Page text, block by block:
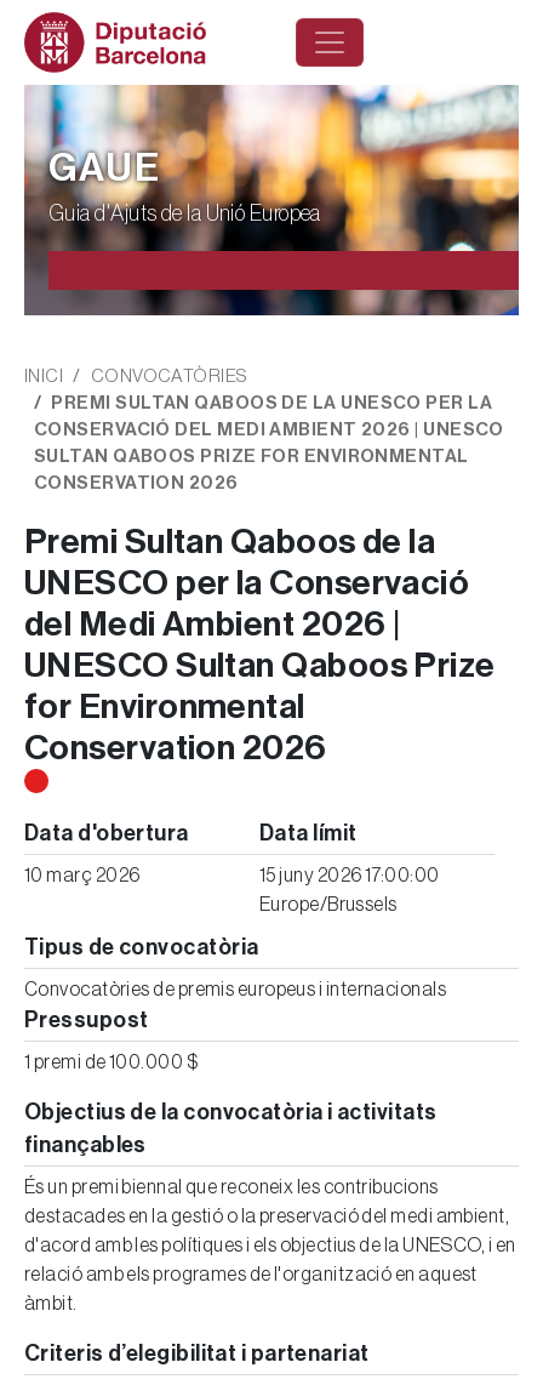
Vés al contingut
GAUE
Guia d'Ajuts de la Unió Europea
Fil d'ariadna
INICI
CONVOCATÒRIES
PREMI SULTAN QABOOS DE LA UNESCO PER LA
CONSERVACIÓ DEL MEDI AMBIENT 2026 | UNESCO
SULTAN QABOOS PRIZE FOR ENVIRONMENTAL
CONSERVATION 2026
Premi Sultan Qaboos de la
UNESCO per la Conservació
del Medi Ambient 2026 |
UNESCO Sultan Qaboos Prize
for Environmental
Conservation 2026
Data d'obertura
10 març 2026
Data límit
15 juny 2026 17:00:00
Europe/Brussels
Tipus de convocatòria
Convocatòries de premis europeus i internacionals
Pressupost
1 premi de 100.000 $
Objectius de la convocatòria i activitats
finançables
És un premi biennal que reconeix les contribucions
destacades en la gestió o la preservació del medi ambient,
d'acord amb les polítiques i els objectius de la UNESCO, i en
relació amb els programes de l'organització en aquest
àmbit.
Criteris d’elegibilitat i partenariat